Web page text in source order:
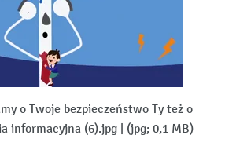
o Twoje bezpieczeństwo Ty też o
informacyjna (6).jpg
(jpg; 0,1 MB)